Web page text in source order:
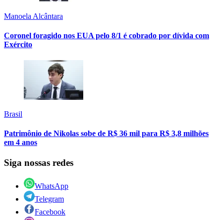
Manoela Alcântara
Coronel foragido nos EUA pelo 8/1 é cobrado por dívida com
Exército
Brasil
Patrimônio de Nikolas sobe de R$ 36 mil para R$ 3,8 milhões
em 4 anos
Siga nossas redes
WhatsApp
Telegram
Facebook